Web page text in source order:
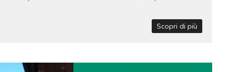
Scopri di più